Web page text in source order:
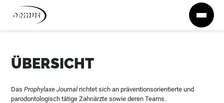
Zum Inhalt springen
ÜBERSICHT
DasProphylaxe Journal richtet sich an präventionsorientierte und
parodontologisch tätige Zahnärzte sowie deren Teams.